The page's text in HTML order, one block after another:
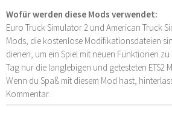
Wofür werden diese Mods verwendet:
Euro Truck Simulator 2 und American Truck
Mods, die kostenlose Modifikationsdateien
dienen, um ein Spiel mit neuen Funktionen
Tag nur die langlebigen und getesteten ETS2
Wenn du Spaß mit diesem Mod hast,
Kommentar.